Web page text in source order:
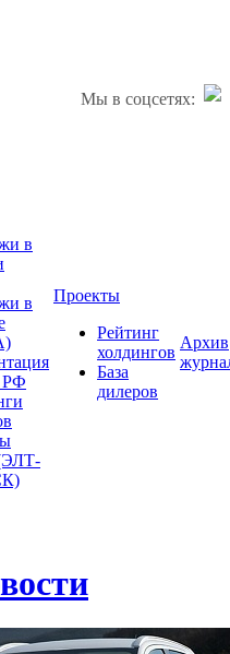
Мы в соцсетях:
в
в
РФ
Проекты
Рейтинг
холдингов
База
дилеров
Архив